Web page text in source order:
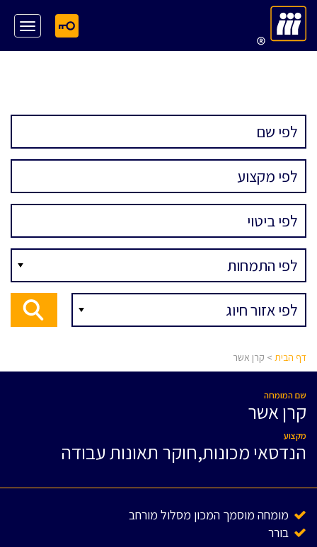
דף הבית > קרן אשר
שם המומחה
קרן אשר
מקצוע
הנדסאי מכונות,חוקר תאונות עבודה
מומחה מוסמך המכון מסלול מורחב
בורר